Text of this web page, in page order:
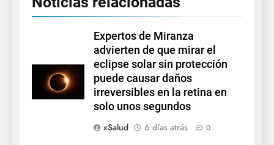
Expertos de Miranza
advierten de que mirar el
eclipse solar sin protección
puede causar daños
irreversibles en la retina en
solo unos segundos
xSalud
6 días atrás 0